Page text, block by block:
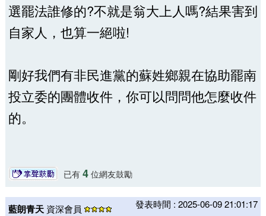
選罷法誰修的?不就是翁大上人嗎?結果害到
自家人，也算一絕啦!
剛好我們有非民進黨的蘇姓鄉親在協助罷南
投立委的團體收件，你可以問問他怎麼收件
的。
已有 4位網友鼓勵
藍朗青天 資深會員 發表時間 : 2025-06-09 21:01:17